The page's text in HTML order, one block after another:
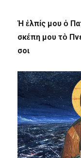
Ἡ ἐλπίς μου ὁ
σκέπη μου τὸ
σοι